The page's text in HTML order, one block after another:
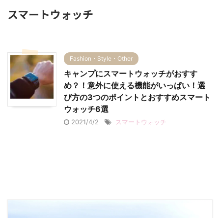
スマートウォッチ
Fashion・Style・Other
キャンプにスマートウォッチがおすす
め？！意外に使える機能がいっぱい！選
び方の3つのポイントとおすすめスマート
ウォッチ6選
2021/4/2 スマートウォッチ